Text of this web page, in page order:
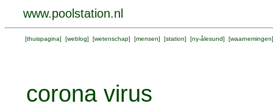
www.poolstation.nl
[thuispagina] [weblog] [wetenschap] [mensen] [station] [ny-ålesund] [waarnemingen
corona virus